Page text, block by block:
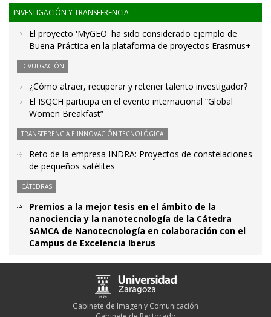
INVESTIGACIÓN Y TRANSFERENCIA
El proyecto 'MyGEO' ha sido considerado ejemplo de
Buena Práctica en la plataforma de proyectos Erasmus+
DIVULGACIÓN
¿Cómo atraer, recuperar y retener talento investigador?
El ISQCH participa en el evento internacional “Global
Women Breakfast”
TRANSFERENCIA E INNOVACIÓN TECNOLÓGICA
Reto de la empresa INDRA: Proyectos de constelaciones
de pequeños satélites
CÁTEDRAS
Premios a la mejor tesis en el ámbito de la
nanociencia y la nanotecnología de la Cátedra
SAMCA de Nanotecnología en colaboración con el
Campus de Excelencia Iberus
Gabinete de Imagen y Comunicación